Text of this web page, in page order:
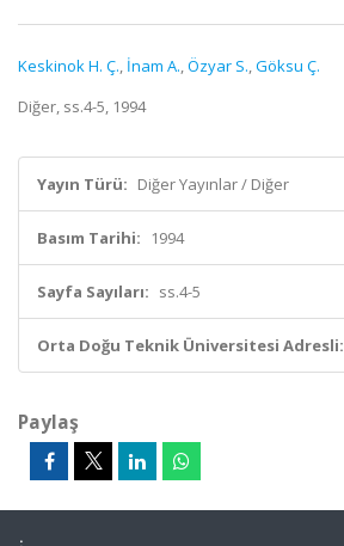
Keskinok H. Ç. İnam A. Özyar S. Göksu Ç.
Diğer, ss.4-5, 1994
Yayın Türü: Diğer Yayınlar / Diğer
Basım Tarihi: 1994
Sayfa Sayıları: ss.4-5
Orta Doğu Teknik Üniversitesi Adresli:
Paylaş